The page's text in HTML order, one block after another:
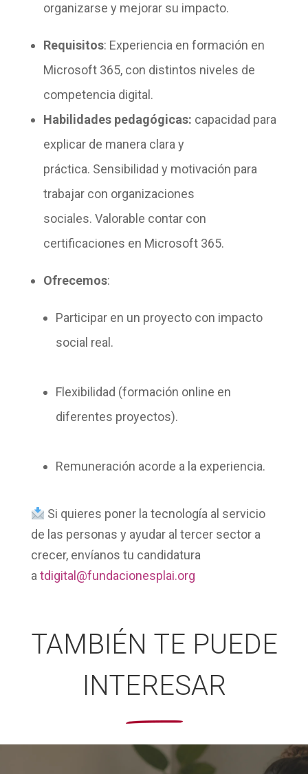
organizarse y mejorar su impacto.
Requisitos: Experiencia en formación en
Microsoft 365, con distintos niveles de
competencia digital.
Habilidades pedagógicas: capacidad para
explicar de manera clara y
práctica. Sensibilidad y motivación para
trabajar con organizaciones
sociales. Valorable contar con
certificaciones en Microsoft 365.
Ofrecemos:
Participar en un proyecto con impacto
social real.
Flexibilidad (formación online en
diferentes proyectos).
Remuneración acorde a la experiencia.
Si quieres poner la tecnología al servicio
de las personas y ayudar al tercer sector a
crecer, envíanos tu candidatura
a tdigital@fundacionesplai.org
TAMBIÉN TE PUEDE
INTERESAR